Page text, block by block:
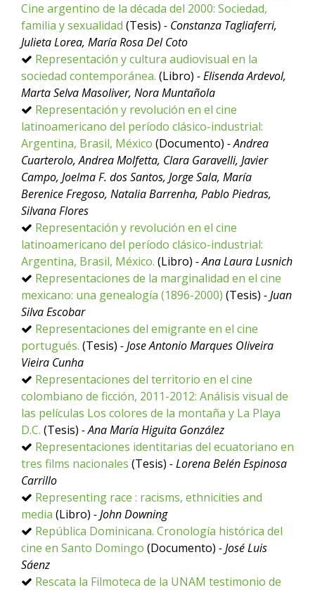
Cine argentino de la década del 2000: Sociedad,
familia y sexualidad (Tesis) - Constanza Tagliaferri,
Julieta Lorea, María Rosa Del Coto
Representación y cultura audiovisual en la
sociedad contemporánea. (Libro) - Elisenda Ardevol,
Marta Selva Masoliver, Nora Muntañola
Representación y revolución en el cine
latinoamericano del período clásico-industrial:
Argentina, Brasil, México (Documento) - Andrea
Cuarterolo, Andrea Molfetta, Clara Garavelli, Javier
Campo, Joelma F. dos Santos, Jorge Sala, María
Berenice Fregoso, Natalia Barrenha, Pablo Piedras,
Silvana Flores
Representación y revolución en el cine
latinoamericano del período clásico-industrial:
Argentina, Brasil, México. (Libro) - Ana Laura Lusnich
Representaciones de la marginalidad en el cine
mexicano: una genealogía (1896-2000) (Tesis) - Juan
Silva Escobar
Representaciones del emigrante en el cine
portugués. (Tesis) - Jose Antonio Marques Oliveira
Vieira Cunha
Representaciones del territorio en el cine
colombiano de ficción, 2011-2012: Análisis visual de
las películas Los colores de la montaña y La Playa
D.C. (Tesis) - Ana María Higuita González
Representaciones identitarias del ecuatoriano en
tres films nacionales (Tesis) - Lorena Belén Espinosa
Carrillo
Representing race : racisms, ethnicities and
media (Libro) - John Downing
República Dominicana. Cronología histórica del
cine en Santo Domingo (Documento) - José Luis
Sáenz
Rescata la Filmoteca de la UNAM testimonio de